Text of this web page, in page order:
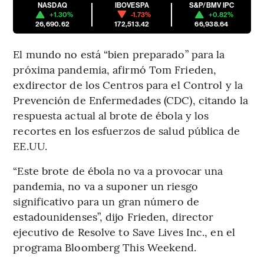
NASDAQ
+1.30%
26,690.62
IBOVESPA
-1.73%
172,513.42
S&P/BMV IPC
+0.82%
66,938.64
El mundo no está “bien preparado” para la
próxima pandemia, afirmó Tom Frieden,
exdirector de los Centros para el Control y la
Prevención de Enfermedades (CDC), citando la
respuesta actual al brote de ébola y los
recortes en los esfuerzos de salud pública de
EE.UU.
“Este brote de ébola no va a provocar una
pandemia, no va a suponer un riesgo
significativo para un gran número de
estadounidenses”, dijo Frieden, director
ejecutivo de Resolve to Save Lives Inc., en el
programa Bloomberg This Weekend.